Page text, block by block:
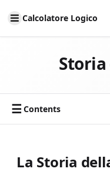
Calcolatore Logico
☰ Contents
La Storia